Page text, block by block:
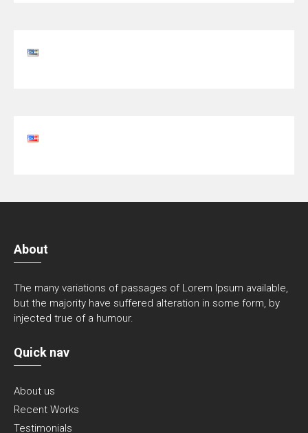
About
The many variations of passages of Lorem Ipsum available,
but the majority have suffered alteration in some form, by
injected true of a humour.
Quick nav
About us
Recent Works
Testimonials